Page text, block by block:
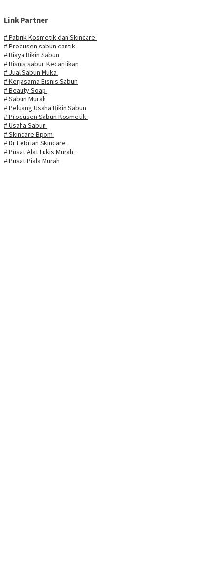
Link Partner
# Pabrik Kosmetik dan Skincare
# Produsen sabun cantik
# Biaya Bikin Sabun
# Bisnis sabun Kecantikan
# Jual Sabun Muka
# Kerjasama Bisnis Sabun
# Beauty Soap
# Sabun Murah
# Peluang Usaha Bikin Sabun
# Produsen Sabun Kosmetik
# Usaha Sabun
# Skincare Bpom
# Dr Febrian Skincare
# Pusat Alat Lukis Murah
# Pusat Piala Murah